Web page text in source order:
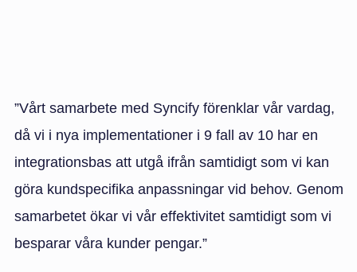
”Vårt samarbete med Syncify förenklar vår vardag,
då vi i nya implementationer i 9 fall av 10 har en
integrationsbas att utgå ifrån samtidigt som vi kan
göra kundspecifika anpassningar vid behov. Genom
samarbetet ökar vi vår effektivitet samtidigt som vi
besparar våra kunder pengar.”